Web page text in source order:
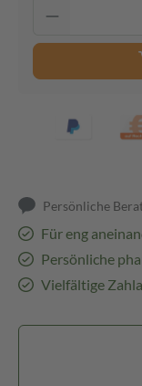
Persönliche
Für eng
Persönliche
Vielfältige